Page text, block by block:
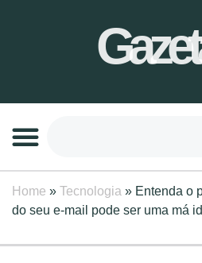
Home » Tecnologia » Entenda o
do seu e-mail pode ser uma má